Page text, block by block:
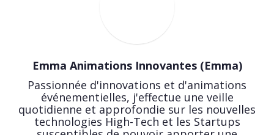
Emma Animations Innovantes (Emma)
Passionnée d'innovations et d'animations
événementielles, j'effectue une veille
quotidienne et approfondie sur les nouvelles
technologies High-Tech et les Startups